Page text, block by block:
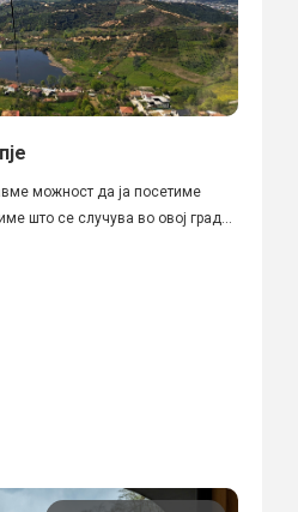
можност да ја посетиме
што се случува во овој град...